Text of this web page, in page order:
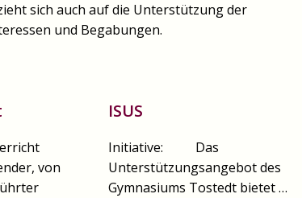
sich auch auf die Unterstützung der
und Begabungen.
von
ISUS
Initiative: Das
Unterstützungsangebot des
Gymnasiums Tostedt bietet …